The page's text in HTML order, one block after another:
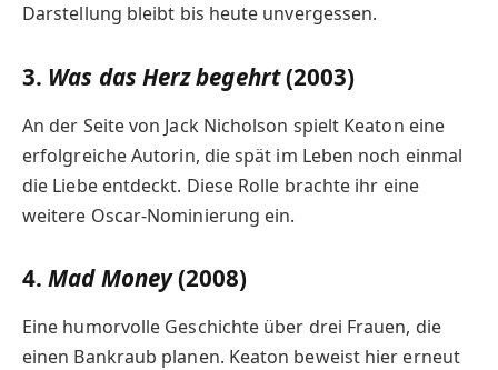
Darstellung bleibt bis heute unvergessen.
3. Was das Herz begehrt(2003)
An der Seite von Jack Nicholson spielt Keaton eine
erfolgreiche Autorin, die spät im Leben noch einmal
die Liebe entdeckt. Diese Rolle brachte ihr eine
weitere Oscar-Nominierung ein.
4.Mad Money(2008)
Eine humorvolle Geschichte über drei Frauen, die
einen Bankraub planen. Keaton beweist hier erneut